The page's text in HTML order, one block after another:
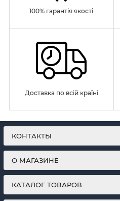
100% гарантія якості
Доставка по всій країні
КОНТАКТЫ
О МАГАЗИНЕ
КАТАЛОГ ТОВАРОВ